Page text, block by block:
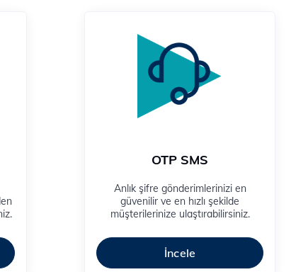
OTP SMS
Anlık şifre gönderimlerinizi en
güvenilir ve en hızlı şekilde
müşterilerinize ulaştırabilirsiniz.
İncele